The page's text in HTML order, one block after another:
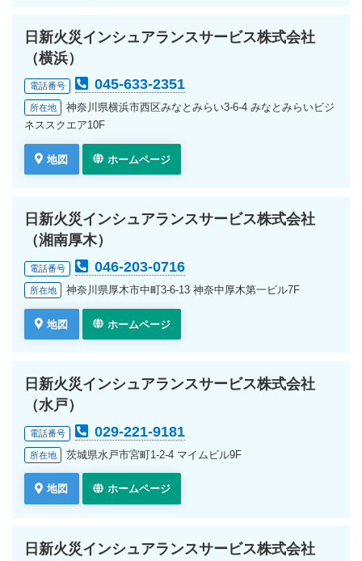
日新火災インシュアランスサービス株式会社
（横浜）
電話番号 045-633-2351
所在地
神奈川県横浜市西区みなとみらい3-6-4 みなとみらいビジ
ネススクエア10F
地図 ホームページ
日新火災インシュアランスサービス株式会社
（湘南厚木）
電話番号 046-203-0716
所在地 神奈川県厚木市中町3-6-13 神奈中厚木第一ビル7F
地図 ホームページ
日新火災インシュアランスサービス株式会社
（水戸）
電話番号 029-221-9181
所在地 茨城県水戸市宮町1-2-4 マイムビル9F
地図 ホームページ
日新火災インシュアランスサービス株式会社